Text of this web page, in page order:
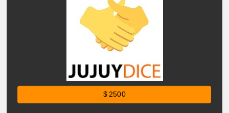
$ 2500